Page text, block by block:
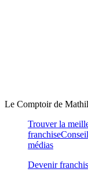
Le Comptoir de
Trouver la
franchise
médias
Devenir